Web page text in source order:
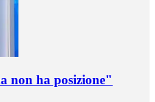
non ha posizione"